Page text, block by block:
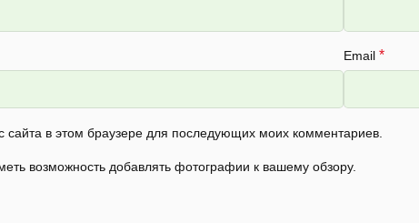
Email *
в этом браузере для последующих моих комментариев.
возможность добавлять фотографии к вашему обзору.